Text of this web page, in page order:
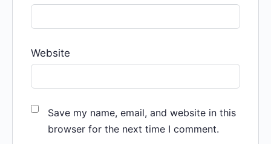
Website
Save my name, email, and website in this
browser for the next time I comment.